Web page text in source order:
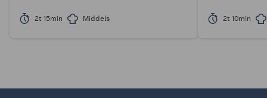
2t 15min Middels 2t 10min